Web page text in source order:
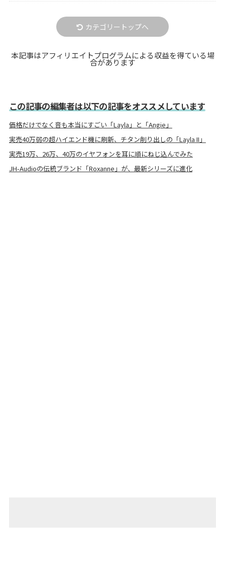
カテゴリートップへ
本記事はアフィリエイトプログラムによる収益を得ている場
合があります
この記事の編集者は以下の記事をオススメしています
価格だけでなく音も本当にすごい「Layla」と「Angie」
実売40万弱の超ハイエンド機に刷新、チタン削り出しの「Layla II」
実売19万、26万、40万のイヤフォンを耳に順にねじ込んでみた
JH-Audioの伝統ブランド「Roxanne」が、最新シリーズに進化